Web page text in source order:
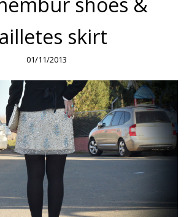
skirt
01/11/2013